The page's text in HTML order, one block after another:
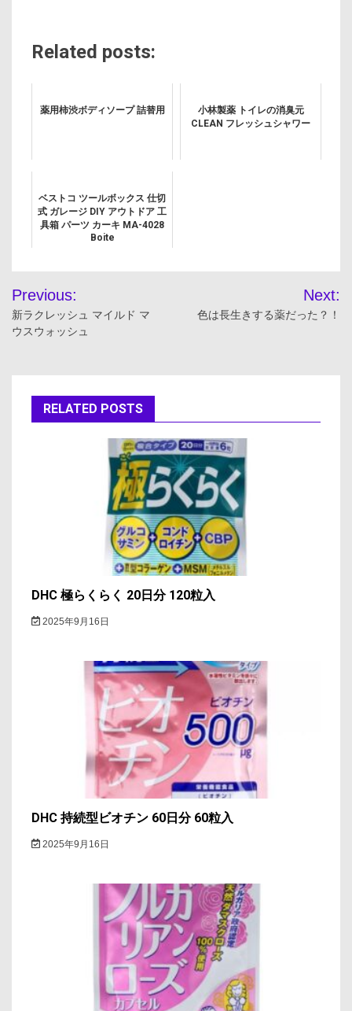
Related posts:
薬用柿渋ボディソープ 詰替用
小林製薬 トイレの消臭元
CLEAN フレッシュシャワー
ベストコ ツールボックス 仕切
式 ガレージ DIY アウトドア 工
具箱 パーツ カーキ MA-4028
Boite
投
稿
ゲ
Previous:
新ラクレッシュ マイルド マ
ウスウォッシュ
Next:
色は長生きする薬だった？！
RELATED POSTS
DHC 極らくらく 20日分 120粒入
2025年9月16日
DHC 持続型ビオチン 60日分 60粒入
2025年9月16日